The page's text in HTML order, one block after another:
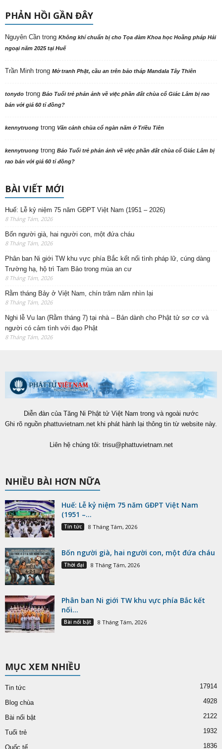
PHẢN HỒI GẦN ĐÂY
Nguyên Cần trong Không khí chuẩn bị cho Tọa đàm Khoa học Hoằng pháp Hải
ngoại năm 2025 tại Huế
Trần Minh trong Mở tranh Phật, cầu an trên bảo tháp Mandala Tây Thiên
tonydo trong Báo Tuổi trẻ phản ảnh về việc phần đất chùa cổ Giác Lâm bị rao
bán với giá 60 tỉ đồng?
kennytruong trong Vãn cảnh chùa cổ ngàn năm ở Triều Tiên
kennytruong trong Báo Tuổi trẻ phản ảnh về việc phần đất chùa cổ Giác Lâm bị
rao bán với giá 60 tỉ đồng?
BÀI VIẾT MỚI
Huế: Lễ kỷ niệm 75 năm GĐPT Việt Nam (1951 – 2026)
8 Tháng Tám, 2026
Bốn người già, hai người con, một đứa cháu
8 Tháng Tám, 2026
Phân ban Ni giới TW khu vực phía Bắc kết nối tình pháp lữ, cúng dàng
Trường hạ, hộ trì Tam Bảo trong mùa an cư
8 Tháng Tám, 2026
Rằm tháng Bảy ở Việt Nam, chín trăm năm nhìn lại
8 Tháng Tám, 2026
Nghi lễ Vu lan (Rằm tháng 7) tại nhà – Bản dành cho Phật tử sơ cơ và
người có cảm tình với đạo Phật
8 Tháng Tám, 2026
Diễn đàn của Tăng Ni Phật tử Việt Nam trong và ngoài nước
Ghi rõ nguồn phattuvietnam.net khi phát hành lại thông tin từ website này.
Liên hệ chúng tôi: trisu@phattuvietnam.net
NHIỀU BÀI HƠN NỮA
Huế: Lễ kỷ niệm 75 năm GĐPT Việt Nam
(1951 –...
Tin tức 8 Tháng Tám, 2026
Bốn người già, hai người con, một đứa cháu
Thời đại 8 Tháng Tám, 2026
Phân ban Ni giới TW khu vực phía Bắc kết
nối...
Bài nổi bật 8 Tháng Tám, 2026
MỤC XEM NHIỀU
Tin tức 17914
Blog chùa 4928
Bài nổi bật 2122
Tuổi trẻ 1932
Quốc tế 1836